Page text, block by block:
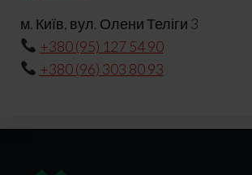
м. Київ, вул. Олени Теліги 3
+380 (95) 127 54 90
+380 (96) 303 80 93